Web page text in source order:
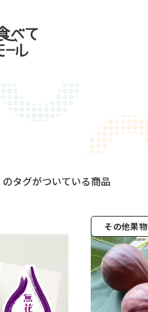
タグがついている商品
その他果物